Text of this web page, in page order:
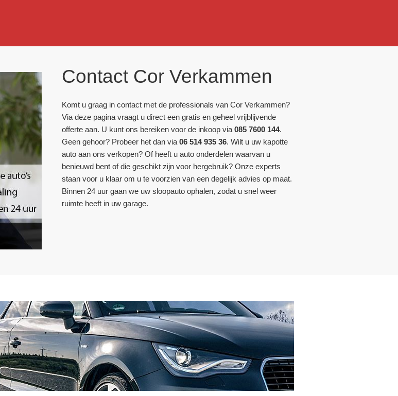
Contact Cor Verkammen
Komt u graag in contact met de professionals van Cor Verkammen?
Via deze pagina vraagt u direct een gratis en geheel vrijblijvende
offerte aan. U kunt ons bereiken voor de inkoop via 085 7600 144.
Geen gehoor? Probeer het dan via 06 514 935 36. Wilt u uw kapotte
auto aan ons verkopen? Of heeft u auto onderdelen waarvan u
benieuwd bent of die geschikt zijn voor hergebruik? Onze experts
staan voor u klaar om u te voorzien van een degelijk advies op maat.
Binnen 24 uur gaan we uw sloopauto ophalen, zodat u snel weer
ruimte heeft in uw garage.